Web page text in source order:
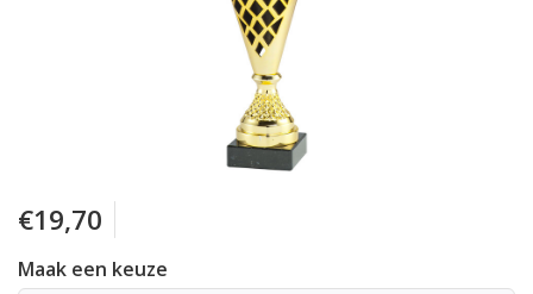
€19,70
Maak een keuze